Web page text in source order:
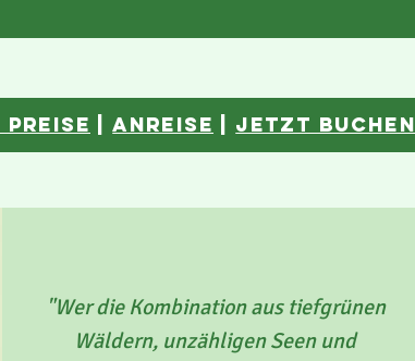
Preise |anreise JETZT BUCHEN
"Wer die Kombination aus tiefgrünen
Wäldern, unzähligen Seen und